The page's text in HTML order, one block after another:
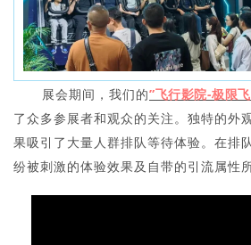
展会期间，我们的”飞行影院-极限
了众多参展者和观众的关注。 独特的外
果吸引了大量人群排队等待体验。 在排
纷被刺激的体验效果及自带的引流属性